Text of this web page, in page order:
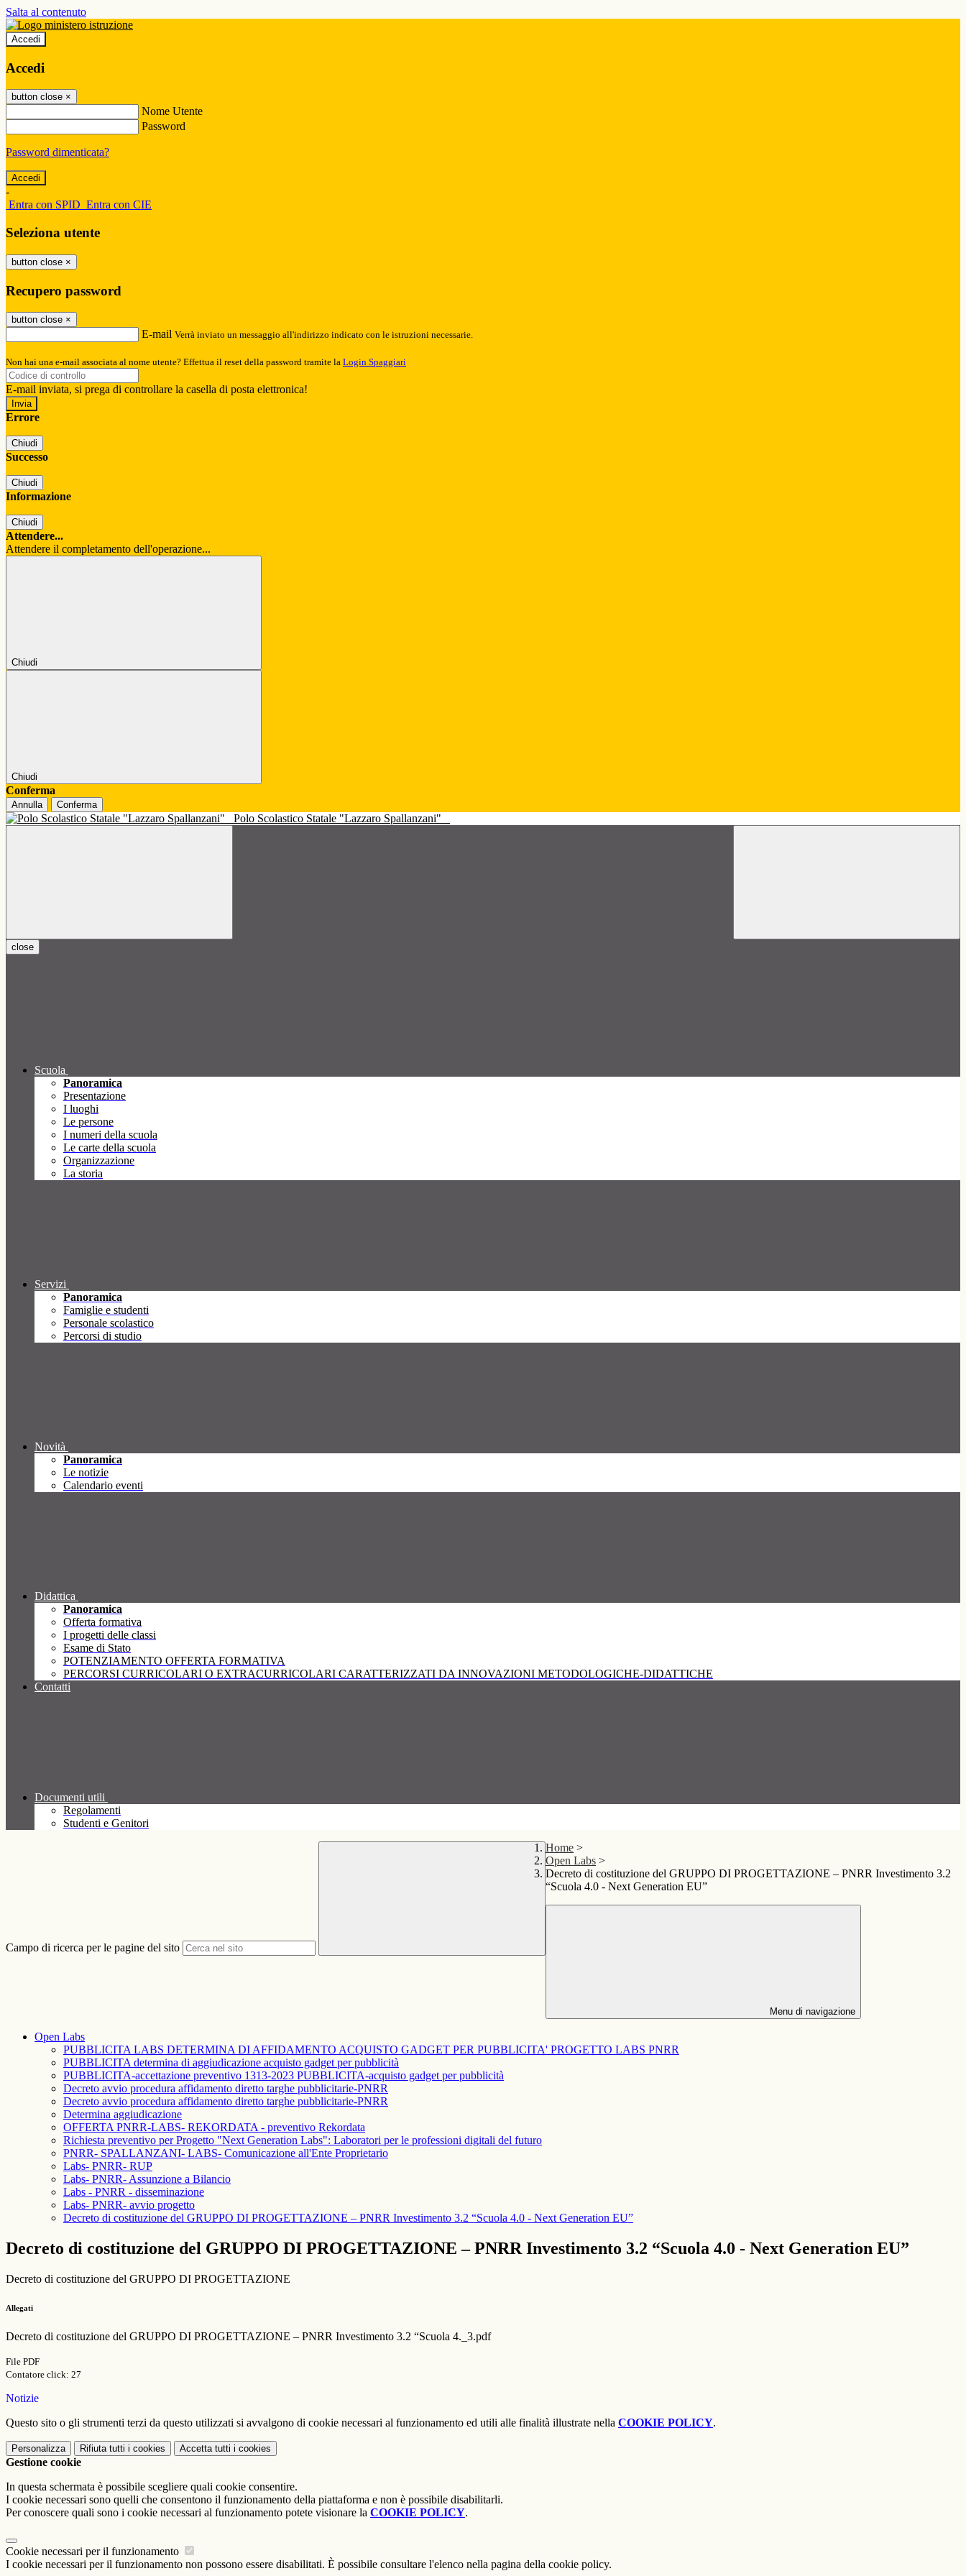
Salta al contenuto
Accedi
Accedi
button close ×
Nome Utente
Password
Password dimenticata?
-
Entra con SPID Entra con CIE
Seleziona utente
button close ×
Recupero password
button close ×
E-mail Verrà inviato un messaggio all'indirizzo indicato con le istruzioni necessarie.
Non hai una e-mail associata al nome utente? Effettua il reset della password tramite la Login Spaggiari
E-mail inviata, si prega di controllare la casella di posta elettronica!
Errore
Chiudi
Successo
Chiudi
Informazione
Chiudi
Attendere...
Attendere il completamento dell'operazione...
Chiudi
Chiudi
Conferma
Annulla Conferma
Polo Scolastico Statale "Lazzaro Spallanzani"
close
Scuola
Panoramica
Presentazione
I luoghi
Le persone
I numeri della scuola
Le carte della scuola
Organizzazione
La storia
Servizi
Panoramica
Famiglie e studenti
Personale scolastico
Percorsi di studio
Novità
Panoramica
Le notizie
Calendario eventi
Didattica
Panoramica
Offerta formativa
I progetti delle classi
Esame di Stato
POTENZIAMENTO OFFERTA FORMATIVA
PERCORSI CURRICOLARI O EXTRACURRICOLARI CARATTERIZZATI DA INNOVAZIONI METODOLOGICHE-DIDATTICHE
Contatti
Documenti utili
Regolamenti
Studenti e Genitori
Campo di ricerca per le pagine del sito
Home >
Open Labs >
Decreto di costituzione del GRUPPO DI PROGETTAZIONE – PNRR Investimento 3.2
“Scuola 4.0 - Next Generation EU”
Menu di navigazione
Open Labs
PUBBLICITA LABS DETERMINA DI AFFIDAMENTO ACQUISTO GADGET PER PUBBLICITA' PROGETTO LABS PNRR
PUBBLICITA determina di aggiudicazione acquisto gadget per pubblicità
PUBBLICITA-accettazione preventivo 1313-2023 PUBBLICITA-acquisto gadget per pubblicità
Decreto avvio procedura affidamento diretto targhe pubblicitarie-PNRR
Decreto avvio procedura affidamento diretto targhe pubblicitarie-PNRR
Determina aggiudicazione
OFFERTA PNRR-LABS- REKORDATA - preventivo Rekordata
Richiesta preventivo per Progetto "Next Generation Labs": Laboratori per le professioni digitali del futuro
PNRR- SPALLANZANI- LABS- Comunicazione all'Ente Proprietario
Labs- PNRR- RUP
Labs- PNRR- Assunzione a Bilancio
Labs - PNRR - disseminazione
Labs- PNRR- avvio progetto
Decreto di costituzione del GRUPPO DI PROGETTAZIONE – PNRR Investimento 3.2 “Scuola 4.0 - Next Generation EU”
Decreto di costituzione del GRUPPO DI PROGETTAZIONE – PNRR Investimento 3.2 “Scuola 4.0 - Next Generation EU”
Decreto di costituzione del GRUPPO DI PROGETTAZIONE
Allegati
Decreto di costituzione del GRUPPO DI PROGETTAZIONE – PNRR Investimento 3.2 “Scuola 4._3.pdf
File PDF
Contatore click: 27
Notizie
Questo sito o gli strumenti terzi da questo utilizzati si avvalgono di cookie necessari al funzionamento ed utili alle finalità illustrate nella COOKIE POLICY.
Personalizza Rifiuta tutti i cookies Accetta tutti i cookies
Gestione cookie
In questa schermata è possibile scegliere quali cookie consentire.
I cookie necessari sono quelli che consentono il funzionamento della piattaforma e non è possibile disabilitarli.
Per conoscere quali sono i cookie necessari al funzionamento potete visionare la COOKIE POLICY.
Cookie necessari per il funzionamento
I cookie necessari per il funzionamento non possono essere disabilitati. È possibile consultare l'elenco nella pagina della cookie policy.